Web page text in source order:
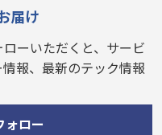
届け
ーいただくと、サービ
報、最新のテック情報
ロー